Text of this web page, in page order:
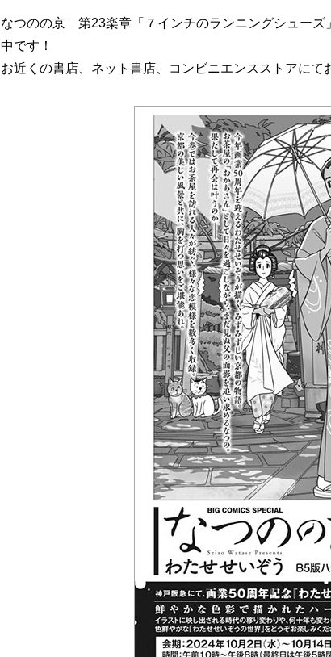
なつのの京 第23楽章「７インチのランニングシューズ
中です！
お近くの書店、ネット書店、コンビニエンスストアにて